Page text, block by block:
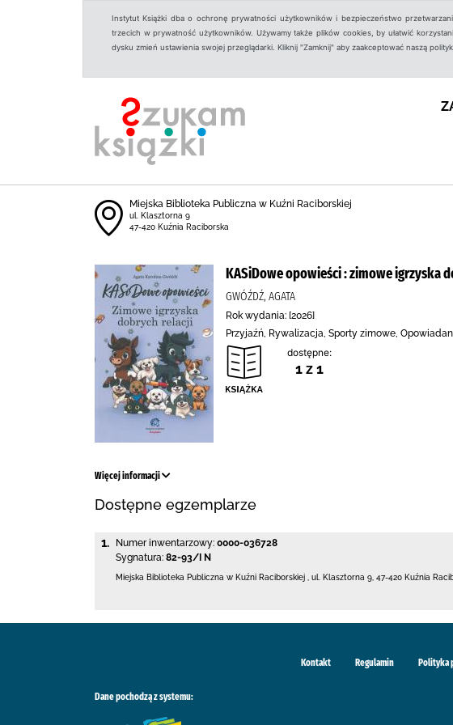
Instytut Książki dba o ochronę prywatności użytkowników i bezpieczeństwo
trzecich w prywatność użytkowników. Używamy także plików cookies, by ułatwić
dysku zmień ustawienia swojej przeglądarki. Kliknij "Zamknij" aby zaakceptować naszą
Miejska Biblioteka Publiczna w Kuźni Raciborskiej
ul. Klasztorna 9
47-420 Kuźnia Raciborska
KASiDowe opowieści : zimowe igrzyska
GWÓŹDŹ, AGATA
Rok wydania: [2026]
Przyjaźń, Rywalizacja, Sporty zimowe,
dostępne:
1 z 1
Więcej informacji
Dostępne egzemplarze
1. Numer inwentarzowy: 0000-036728
Sygnatura: 82-93/I N
Miejska Biblioteka Publiczna w Kuźni Raciborskiej ul. Klasztorna 9 47-420 Kuźnia
Kontakt Regulamin Polityka
Dane pochodzą z systemu: